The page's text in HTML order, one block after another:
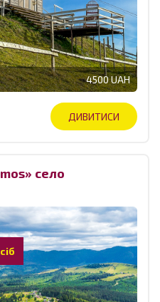
4500 UAH
ДИВИТИСИ
село